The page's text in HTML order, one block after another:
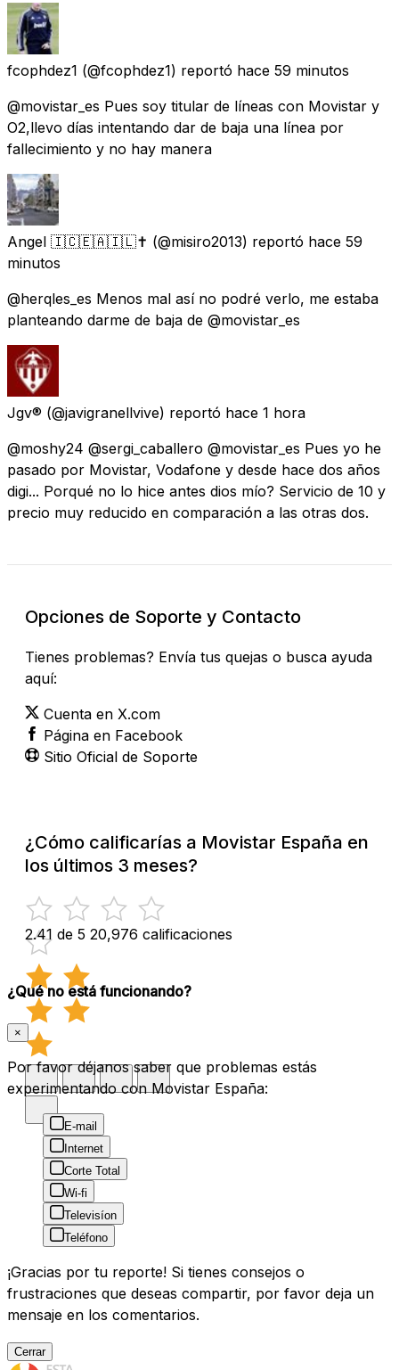
fcophdez1 (@fcophdez1) reportó hace 59 minutos
@movistar_es Pues soy titular de líneas con Movistar y
O2,llevo días intentando dar de baja una línea por
fallecimiento y no hay manera
Angel 🇮🇨🇪🇦🇮🇱✝️ (@misiro2013) reportó hace 59
minutos
@herqles_es Menos mal así no podré verlo, me estaba
planteando darme de baja de @movistar_es
Jgv® (@javigranellvive) reportó hace 1 hora
@moshy24 @sergi_caballero @movistar_es Pues yo he
pasado por Movistar, Vodafone y desde hace dos años
digi... Porqué no lo hice antes dios mío? Servicio de 10 y
precio muy reducido en comparación a las otras dos.
Opciones de Soporte y Contacto
Tienes problemas? Envía tus quejas o busca ayuda
aquí:
Cuenta en X.com
Página en Facebook
Sitio Oficial de Soporte
¿Cómo calificarías a Movistar España en
los últimos 3 meses?
2.41 de 5 20,976 calificaciones
¿Qué no está funcionando?
×
Por favor déjanos saber que problemas estás
experimentando con Movistar España:
E-mail
Internet
Corte Total
Wi-fi
Televisíon
Teléfono
¡Gracias por tu reporte! Si tienes consejos o
frustraciones que deseas compartir, por favor deja un
mensaje en los comentarios.
Cerrar